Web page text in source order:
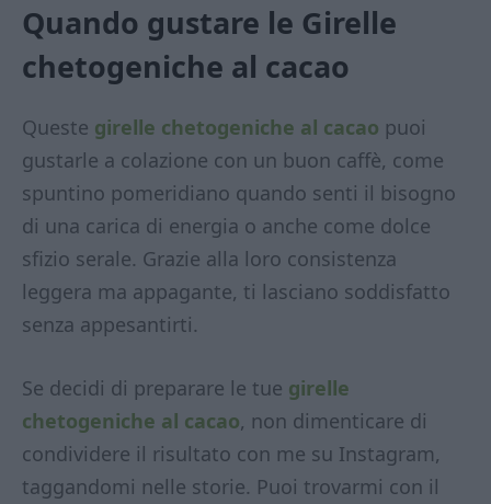
Quando gustare le Girelle
chetogeniche al cacao
Queste girelle chetogeniche al cacao puoi
gustarle a colazione con un buon caffè, come
spuntino pomeridiano quando senti il bisogno
di una carica di energia o anche come dolce
sfizio serale. Grazie alla loro consistenza
leggera ma appagante, ti lasciano soddisfatto
senza appesantirti.
Se decidi di preparare le tue girelle
chetogeniche al cacao, non dimenticare di
condividere il risultato con me su Instagram,
taggandomi nelle storie. Puoi trovarmi con il